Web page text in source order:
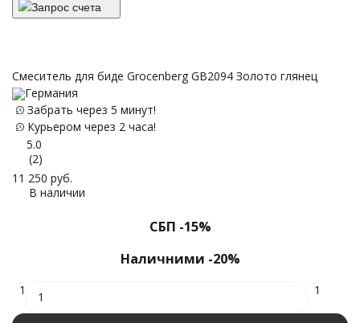
Запрос счета
Смеситель для биде Grocenberg GB2094 Золото глянец
Германия
Забрать через 5 минут!
Курьером через 2 часа!
5.0
(2)
11 250 руб.
В наличии
СБП -15%
Наличними -20%
1 1